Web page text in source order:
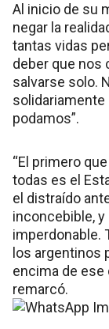
Al inicio de su
negar la
tantas vidas
deber que nos
salvarse solo.
solidariamente
podamos”.
“El primero
todas es el
el distraído
inconcebible,
imperdonable.
los argentinos
encima de ese
remarcó.